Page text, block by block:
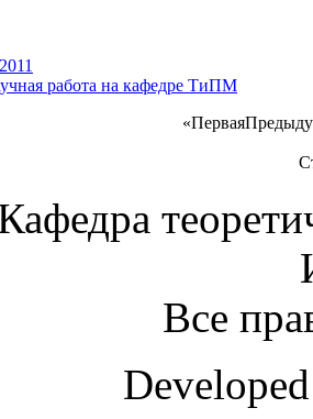
работа на кафедре ТиПМ
«Первая
Все